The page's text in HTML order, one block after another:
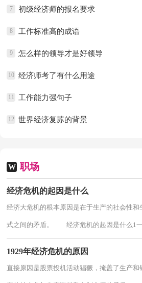
7 初级经济师的报名要求
8 工作标准高的成语
9 怎么样的领导才是好领导
10 经济师考了有什么用途
11 工作能力强句子
12 世界经济复苏的背景
W 职场
经济危机的起因是什么
经济大危机的根本原因是在于生产的社会性
式之间的矛盾。 经济危机的起因是什么1一
1929年经济危机的原因
直接原因是股票投机活动猖獗，掩盖了生产